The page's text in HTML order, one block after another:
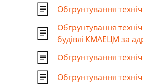
Обгрунтування
Обгрунтування
будівлі КМАЕЦМ за
Обгрунтування
Обгрунтування